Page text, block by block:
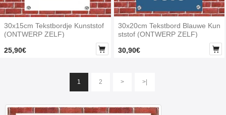
30x15cm Tekstbordje Kunststof
(ONTWERP ZELF)
25,90€

30x20cm Tekstbord Blauwe Kun
ststof (ONTWERP ZELF)
30,90€

1 2 > >|